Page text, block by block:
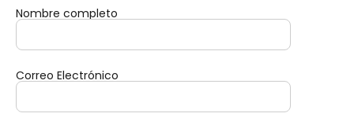
Nombre completo
Correo Electrónico